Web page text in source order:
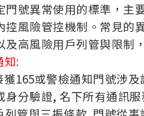
門號異常使用的標準，主
控風險管控機制。 常見的
及高風險用戶列管與限制
知:
165或警檢通知門號涉
身分驗證, 名下所有通訊